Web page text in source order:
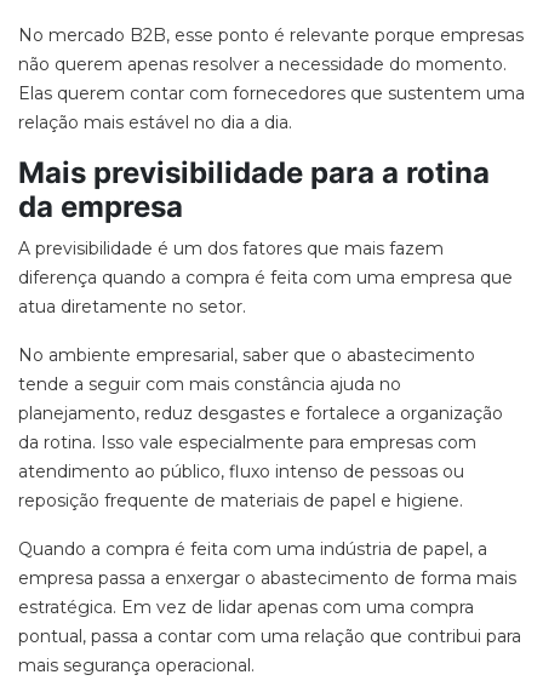
No mercado B2B, esse ponto é relevante porque empresas
não querem apenas resolver a necessidade do momento.
Elas querem contar com fornecedores que sustentem uma
relação mais estável no dia a dia.
Mais previsibilidade para a rotina
da empresa
A previsibilidade é um dos fatores que mais fazem
diferença quando a compra é feita com uma empresa que
atua diretamente no setor.
No ambiente empresarial, saber que o abastecimento
tende a seguir com mais constância ajuda no
planejamento, reduz desgastes e fortalece a organização
da rotina. Isso vale especialmente para empresas com
atendimento ao público, fluxo intenso de pessoas ou
reposição frequente de materiais de papel e higiene.
Quando a compra é feita com uma indústria de papel, a
empresa passa a enxergar o abastecimento de forma mais
estratégica. Em vez de lidar apenas com uma compra
pontual, passa a contar com uma relação que contribui para
mais segurança operacional.